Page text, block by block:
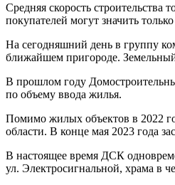
Средняя скорость строительства
покупателей могут значить
На сегодняшний день в группу
ближайшем пригороде. Земельный
В прошлом году
по объему ввода жилья.
Помимо жилых объектов в 2022
области. В конце мая 2023 года
В настоящее время ДСК
ул. Электросигнальной, храма в